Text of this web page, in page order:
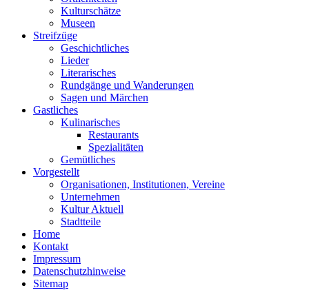
Kulturschätze
Museen
Streifzüge
Geschichtliches
Lieder
Literarisches
Rundgänge und Wanderungen
Sagen und Märchen
Gastliches
Kulinarisches
Restaurants
Spezialitäten
Gemütliches
Vorgestellt
Organisationen, Institutionen, Vereine
Unternehmen
Kultur Aktuell
Stadtteile
Home
Kontakt
Impressum
Datenschutzhinweise
Sitemap